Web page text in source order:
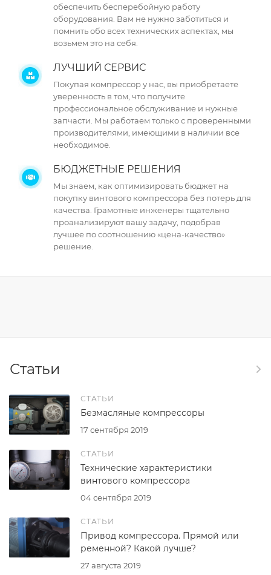
обеспечить бесперебойную работу
оборудования. Вам не нужно заботиться и
помнить обо всех технических аспектах, мы
возьмем это на себя.
ЛУЧШИЙ СЕРВИС
Покупая компрессор у нас, вы приобретаете
уверенность в том, что получите
профессиональное обслуживание и нужные
запчасти. Мы работаем только с проверенными
производителями, имеющими в наличии все
необходимое.
БЮДЖЕТНЫЕ РЕШЕНИЯ
Мы знаем, как оптимизировать бюджет на
покупку винтового компрессора без потерь для
качества. Грамотные инженеры тщательно
проанализируют вашу задачу, подобрав
лучшее по соотношению «цена-качество»
решение.
Статьи
СТАТЬИ
17 сентября 2019
Безмасляные компрессоры
СТАТЬИ
04 сентября 2019
Технические характеристики
винтового компрессора
СТАТЬИ
27 августа 2019
Привод компрессора. Прямой или
ременной? Какой лучше?